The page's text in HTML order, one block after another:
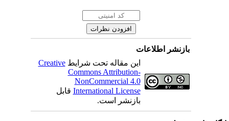
بازنشر اطلاعات
این مقاله تحت شرایطCreative
Commons Attribution-
NonCommercial 4.0
International Licenseقابل
بازنشر است.